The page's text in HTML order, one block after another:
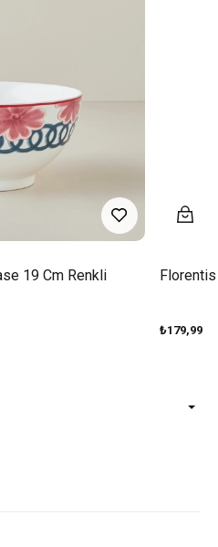
19 Cm Renkli
₺179,99